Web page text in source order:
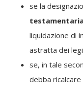
se la
liquidazione di
astratta dei
se, in tale
debba